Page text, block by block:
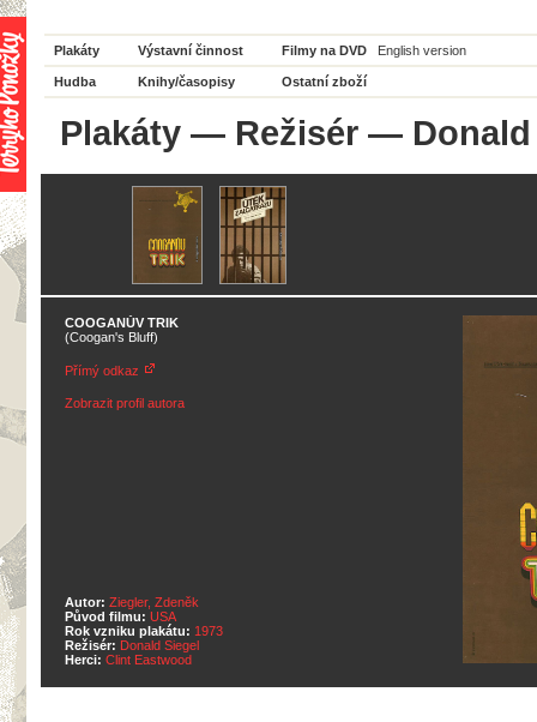
Plakáty Výstavní činnost Filmy na DVD English version
Hudba Knihy/časopisy Ostatní zboží
Plakáty — Režisér — Donald
COOGANŮV TRIK
(Coogan's Bluff)
Přímý odkaz
Zobrazit profil autora
Autor: Ziegler, Zdeněk
Původ filmu: USA
Rok vzniku plakátu: 1973
Režisér: Donald Siegel
Herci: Clint Eastwood